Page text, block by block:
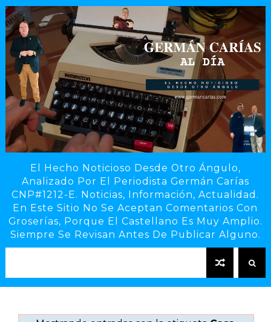
El Hecho Noticioso Desde Otro Ángulo,
Analizado Por El Periodista Germán Carías
CNP#1212-E. Noticias, Información, Actualidad.
En Este Sitio No Se Aceptan Comentarios Con
Groserías, Porque El Castellano Es Muy Amplio.
Siempre Se Revisan Antes De Publicar Alguno.